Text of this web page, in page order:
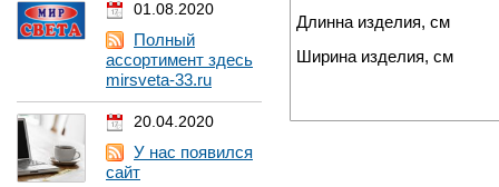
01.08.2020
Полный
ассортимент здесь
mirsveta-33.ru
20.04.2020
У нас появился
сайт
Длинна изделия, см
Ширина изделия, см